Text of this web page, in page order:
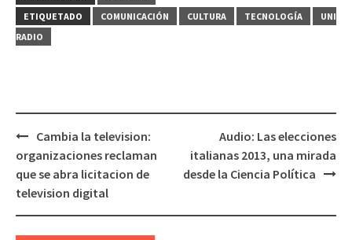
ETIQUETADO
COMUNICACIÓN CULTURA TECNOLOGÍA
UNI
RADIO
Navegación
de
entradas
Cambia la television:
organizaciones reclaman
que se abra licitacion de
television digital
Audio: Las elecciones
italianas 2013, una mirada
desde la Ciencia Política